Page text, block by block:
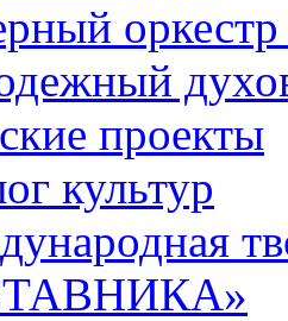
оркестр
проекты
культур